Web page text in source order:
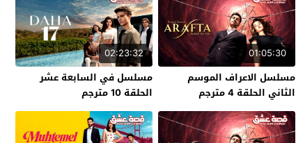
01:05:30
مسلسل الاعراف الموسم
الثاني الحلقة 4 مترجم
02:23:32
مسلسل في السابعة عشر
الحلقة 10 مترجم